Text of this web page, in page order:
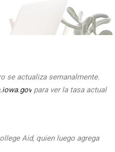
se actualiza semanalmente.
para ver la tasa actual
Aid, quien luego agrega